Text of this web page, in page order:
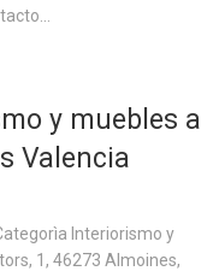
y muebles a
Valencia
Interiorismo y
1, 46273 Almoines,